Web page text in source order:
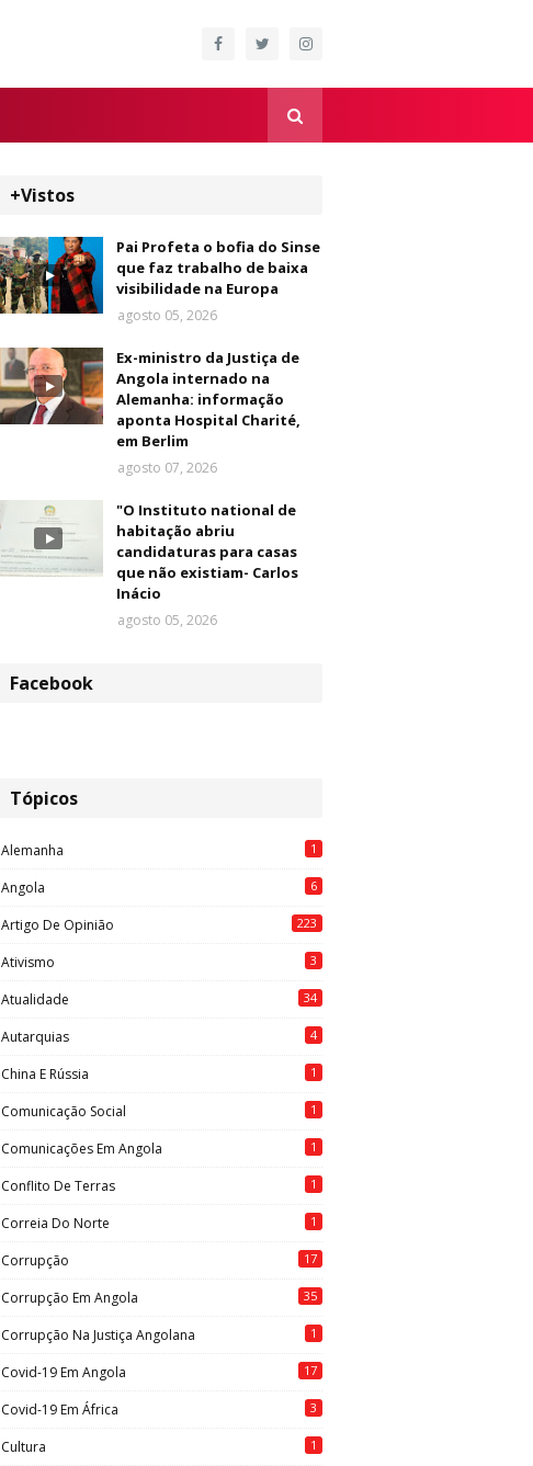
+Vistos
Pai Profeta o bofia do Sinse
que faz trabalho de baixa
visibilidade na Europa
agosto 05, 2026
Ex-ministro da Justiça de
Angola internado na
Alemanha: informação
aponta Hospital Charité,
em Berlim
agosto 07, 2026
"O Instituto national de
habitação abriu
candidaturas para casas
que não existiam- Carlos
Inácio
agosto 05, 2026
Facebook
Tópicos
Alemanha 1
Angola 6
Artigo De Opinião 223
Ativismo 3
Atualidade 34
Autarquias 4
China E Rússia 1
Comunicação Social 1
Comunicações Em Angola 1
Conflito De Terras 1
Correia Do Norte 1
Corrupção 17
Corrupção Em Angola 35
Corrupção Na Justiça Angolana 1
Covid-19 Em Angola 17
Covid-19 Em África 3
Cultura 1